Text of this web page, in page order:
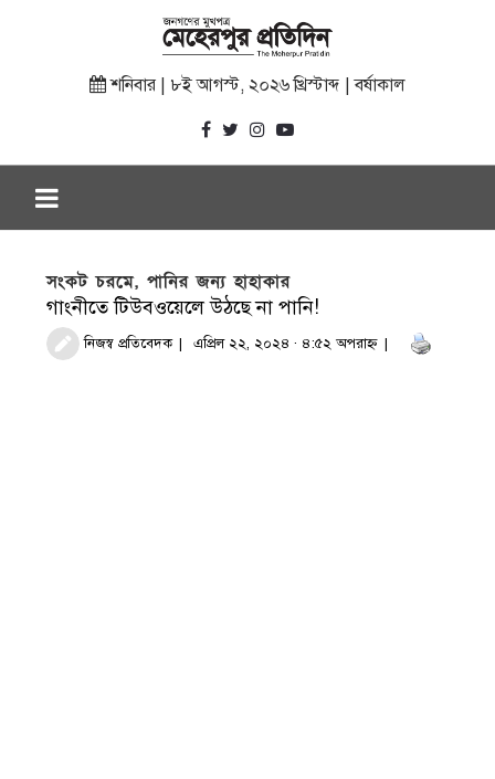
শনিবার | ৮ই আগস্ট, ২০২৬ খ্রিস্টাব্দ | বর্ষাকাল
সংকট চরমে, পানির জন্য হাহাকার
গাংনীতে টিউবওয়েলে উঠছে না পানি!
নিজস্ব প্রতিবেদক এপ্রিল ২২, ২০২৪ · ৪:৫২ অপরাহ্ণ